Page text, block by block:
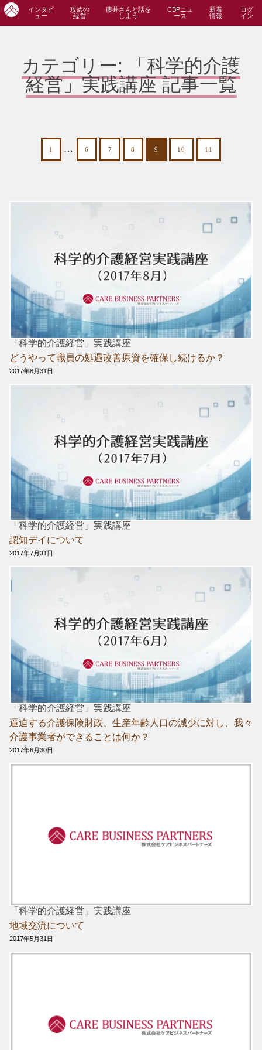
インタビ
ュー
攻めの
経営
藤井さんと話を
しよう
CBPニュ
ース
新着
情報
ログ
イン
カテゴリー:
「科学的介護
経営」実践講座記事一覧
1 … 6 7 8 9 10 11
「科学的介護経営」実践講座
どうやって職員の処遇改善原資を確保し続けるか？
2017年8月31日
「科学的介護経営」実践講座
認知デイについて
2017年7月31日
「科学的介護経営」実践講座
逼迫する介護保険財政、生産年齢人口の減少に対し、我々
介護事業者ができることは何か？
2017年6月30日
「科学的介護経営」実践講座
地域交流について
2017年5月31日